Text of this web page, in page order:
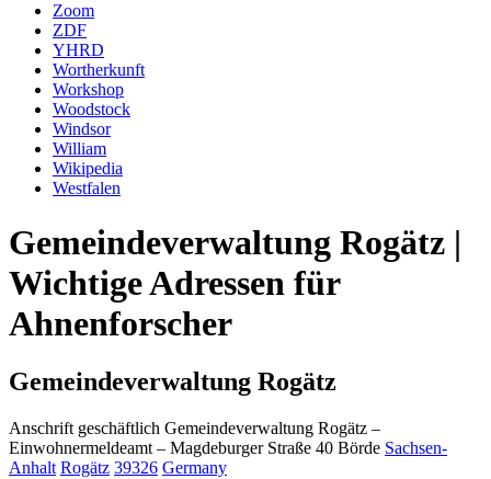
Zoom
ZDF
YHRD
Wortherkunft
Workshop
Woodstock
Windsor
William
Wikipedia
Westfalen
Gemeindeverwaltung Rogätz |
Wichtige Adressen für
Ahnenforscher
Gemeindeverwaltung Rogätz
Anschrift geschäftlich Gemeindeverwaltung Rogätz –
Einwohnermeldeamt – Magdeburger Straße 40 Börde Sachsen-
Anhalt Rogätz 39326 Germany